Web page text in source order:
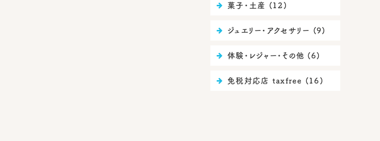
 菓子・土産 (12)
 ジュエリー・アクセサリー (9)
 体験・レジャー・その他 (6)
 免税対応店 taxfree (16)